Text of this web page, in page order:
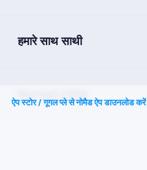
हमारे साथ साथी
Nomad eSIM
ऐप स्टोर / गूगल प्ले से नोमैड ऐप डाउनलोड करें